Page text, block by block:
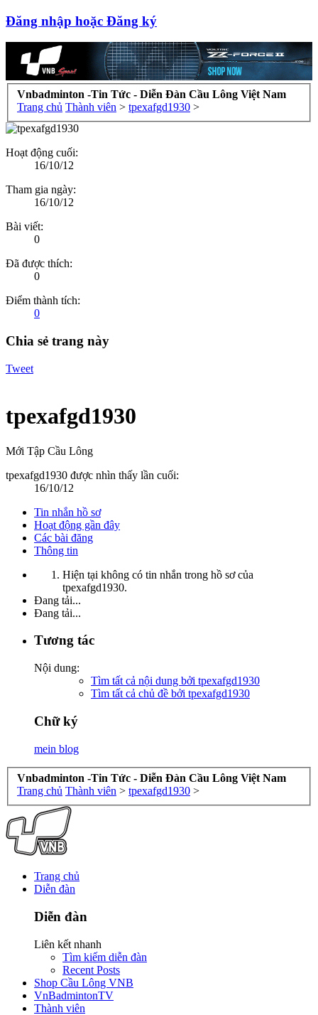
Đăng nhập hoặc Đăng ký
Vnbadminton -Tin Tức - Diễn Đàn Cầu Lông Việt Nam
Trang chủ Thành viên > tpexafgd1930 >
Hoạt động cuối:
16/10/12
Tham gia ngày:
16/10/12
Bài viết:
0
Đã được thích:
0
Điểm thành tích:
0
Chia sẻ trang này
Tweet
tpexafgd1930
Mới Tập Cầu Lông
tpexafgd1930 được nhìn thấy lần cuối:
16/10/12
Tin nhắn hồ sơ
Hoạt động gần đây
Các bài đăng
Thông tin
Hiện tại không có tin nhắn trong hồ sơ của
tpexafgd1930.
Đang tải...
Đang tải...
Tương tác
Nội dung:
Tìm tất cả nội dung bởi tpexafgd1930
Tìm tất cả chủ đề bởi tpexafgd1930
Chữ ký
mein blog
Vnbadminton -Tin Tức - Diễn Đàn Cầu Lông Việt Nam
Trang chủ Thành viên > tpexafgd1930 >
Trang chủ
Diễn đàn
Diễn đàn
Liên kết nhanh
Tìm kiếm diễn đàn
Recent Posts
Shop Cầu Lông VNB
VnBadmintonTV
Thành viên